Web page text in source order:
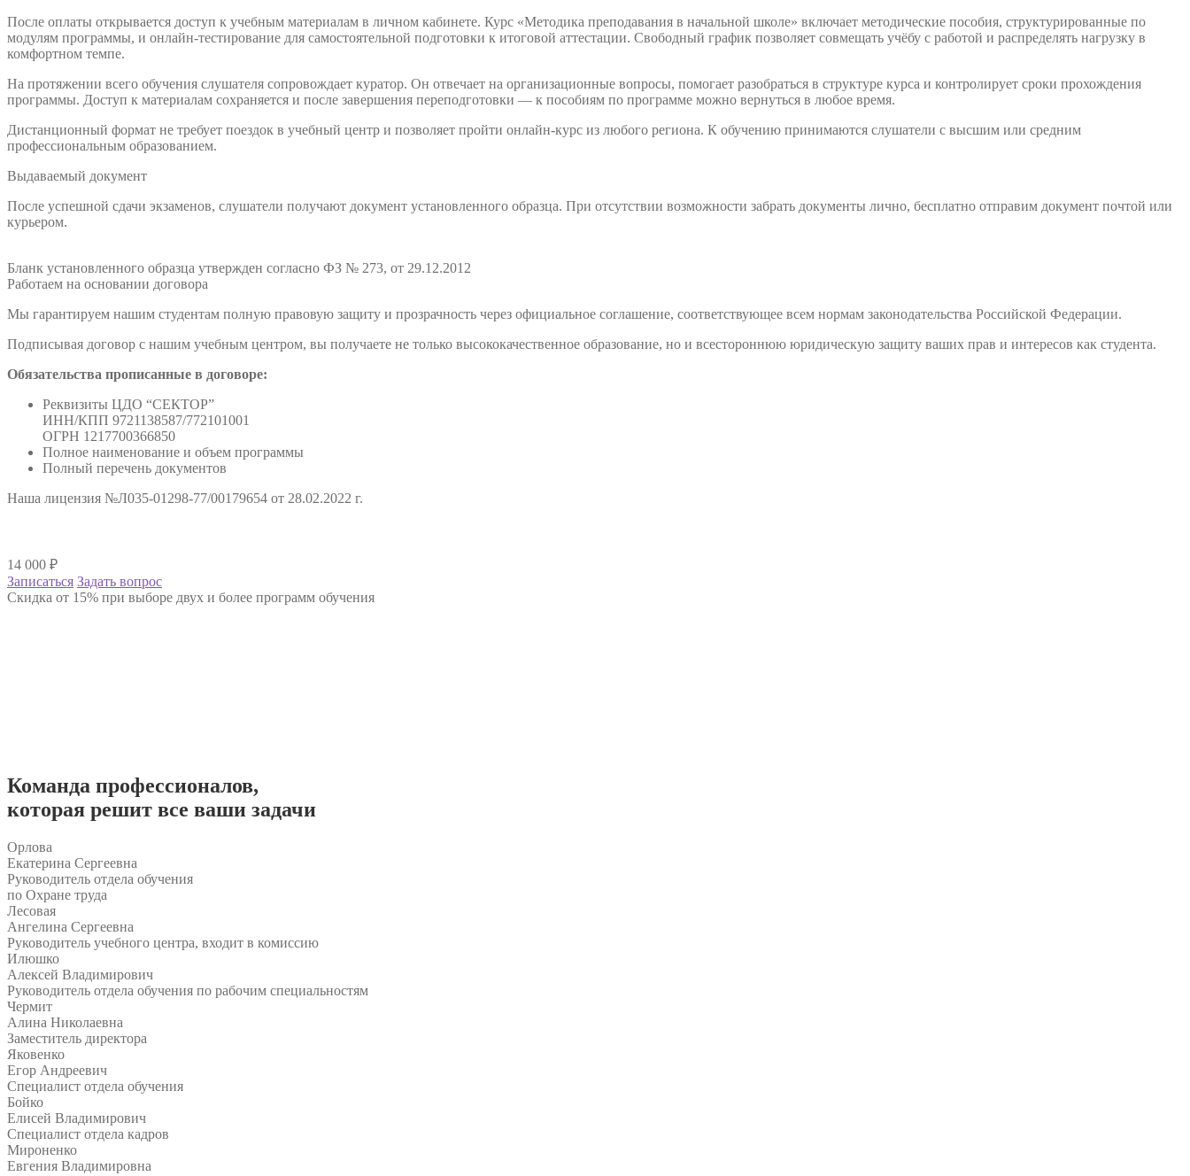
После оплаты открывается доступ к учебным материалам в личном кабинете. Курс «Методика преподавания в начальной школе» включает методические пособия, структурированные по
модулям программы, и онлайн-тестирование для самостоятельной подготовки к итоговой аттестации. Свободный график позволяет совмещать учёбу с работой и распределять нагрузку в
комфортном темпе.
На протяжении всего обучения слушателя сопровождает куратор. Он отвечает на организационные вопросы, помогает разобраться в структуре курса и контролирует сроки прохождения
программы. Доступ к материалам сохраняется и после завершения переподготовки — к пособиям по программе можно вернуться в любое время.
Дистанционный формат не требует поездок в учебный центр и позволяет пройти онлайн-курс из любого региона. К обучению принимаются слушатели с высшим или средним
профессиональным образованием.
Выдаваемый документ
После успешной сдачи экзаменов, слушатели получают документ установленного образца. При отсутствии возможности забрать документы лично, бесплатно отправим документ почтой или
курьером.
Бланк установленного образца утвержден согласно ФЗ № 273, от 29.12.2012
Работаем на основании договора
Мы гарантируем нашим студентам полную правовую защиту и прозрачность через официальное соглашение, соответствующее всем нормам законодательства Российской Федерации.
Подписывая договор с нашим учебным центром, вы получаете не только высококачественное образование, но и всестороннюю юридическую защиту ваших прав и интересов как студента.
Обязательства прописанные в договоре:
Реквизиты ЦДО “СЕКТОР”
ИНН/КПП 9721138587/772101001
ОГРН 1217700366850
Полное наименование и объем программы
Полный перечень документов
Наша лицензия №Л035-01298-77/00179654 от 28.02.2022 г.
14 000 ₽
Записаться Задать вопрос
Скидка от 15% при выборе двух и более программ обучения
Команда профессионалов,
которая решит все ваши задачи
Орлова
Екатерина Сергеевна
Руководитель отдела обучения
по Охране труда
Лесовая
Ангелина Сергеевна
Руководитель учебного центра, входит в комиссию
Илюшко
Алексей Владимирович
Руководитель отдела обучения по рабочим специальностям
Чермит
Алина Николаевна
Заместитель директора
Яковенко
Егор Андреевич
Специалист отдела обучения
Бойко
Елисей Владимирович
Специалист отдела кадров
Мироненко
Евгения Владимировна